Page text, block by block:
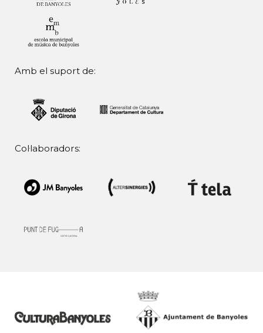
Amb el suport de:
Col·laboradors: